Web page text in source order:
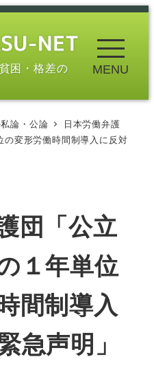
困・格差の MENU
論・公論
日本労働弁護
の変形労働時間制導入に反対
団「公立
１年単位
間制導入
急声明」